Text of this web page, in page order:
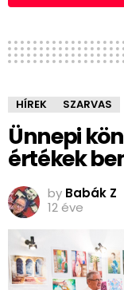
HÍREK SZARVAS
Ünnepi
értékek
by Babák Z
12 éve